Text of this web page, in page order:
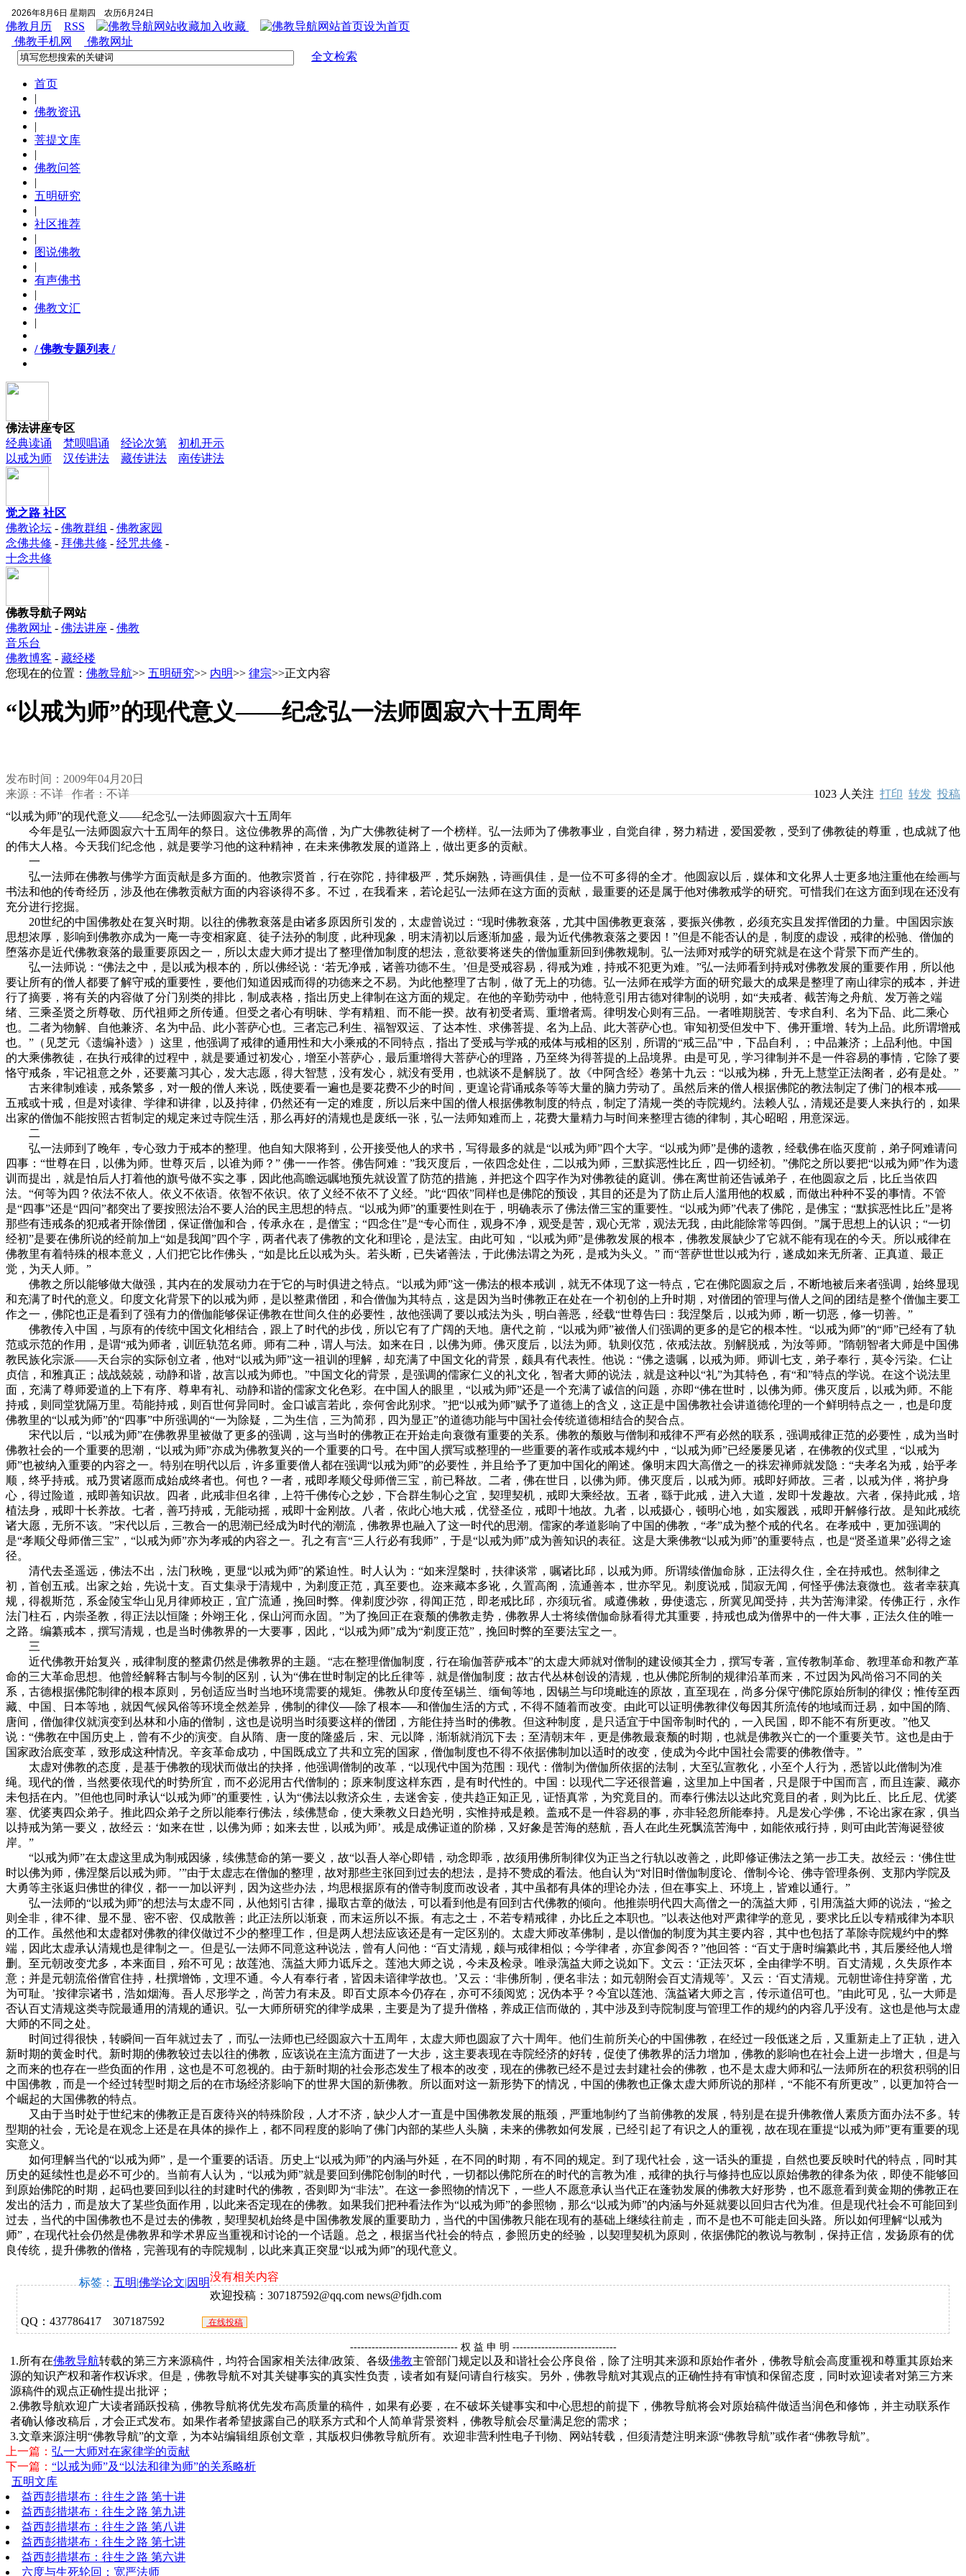
2026年8月6日 星期四 农历6月24日
佛教月历 RSS 加入收藏
设为首页
佛教手机网
佛教网址
全文检索
首页
|
佛教资讯
|
菩提文库
|
佛教问答
|
五明研究
|
社区推荐
|
图说佛教
|
有声佛书
|
佛教文汇
|
/ 佛教专题列表 /
佛法讲座专区
经典读诵
梵呗唱诵 经论次第
初机开示
以戒为师
汉传讲法 藏传讲法 南传讲法
觉之路 社区
佛教论坛 - 佛教群组 - 佛教家园
念佛共修 - 拜佛共修 - 经咒共修 -
十念共修
佛教导航子网站
佛教网址 - 佛法讲座 - 佛教
音乐台
佛教博客 - 藏经楼
您现在的位置： 佛教导航>> 五明研究>> 内明>> 律宗>>正文内容
“以戒为师”的现代意义——纪念弘一法师圆寂六十五周年
发布时间：2009年04月20日
来源：不详 作者：不详
1023人关注 打印 转发 投稿
“以戒为师”的现代意义——纪念弘一法师圆寂六十五周年
今年是弘一法师圆寂六十五周年的祭日。这位佛教界的高僧，为广大佛教徒树了一个榜样。弘一法师为了佛教事业，自觉自律，努力精进，爱国爱教，受到了佛教徒的尊重，也成就了他
的伟大人格。今天我们纪念他，就是要学习他的这种精神，在未来佛教发展的道路上，做出更多的贡献。
一
弘一法师在佛教与佛学方面贡献是多方面的。他教宗贤首，行在弥陀，持律极严，梵乐娴熟，诗画俱佳，是一位不可多得的全才。他圆寂以后，媒体和文化界人士更多地注重他在绘画与
书法和他的传奇经历，涉及他在佛教贡献方面的内容谈得不多。不过，在我看来，若论起弘一法师在这方面的贡献，最重要的还是属于他对佛教戒学的研究。可惜我们在这方面到现在还没有
充分进行挖掘。
20世纪的中国佛教处在复兴时期。以往的佛教衰落是由诸多原因所引发的，太虚曾说过：“现时佛教衰落，尤其中国佛教更衰落，要振兴佛教，必须充实且发挥僧团的力量。中国因宗族
思想浓厚，影响到佛教亦成为一庵一寺变相家庭、徒子法孙的制度，此种现象，明末清初以后逐渐加盛，最为近代佛教衰落之要因！”但是不能否认的是，制度的虚设，戒律的松驰、僧伽的
堕落亦是近代佛教衰落的最重要原因之一，所以太虚大师才提出了整理僧加制度的想法，意欲要将迷失的僧伽重新回到佛教规制。弘一法师对戒学的研究就是在这个背景下而产生的。
弘一法师说：“佛法之中，是以戒为根本的，所以佛经说：‘若无净戒，诸善功德不生。’但是受戒容易，得戒为难，持戒不犯更为难。”弘一法师看到持戒对佛教发展的重要作用，所以他
要让所有的僧人都要了解守戒的重要性，要他们知道因戒而得的功德来之不易。为此他整理了古制，做了无上的功德。弘一法师在戒学方面的研究最大的成果是整理了南山律宗的戒本，并进
行了摘要，将有关的内容做了分门别类的排比，制成表格，指出历史上律制在这方面的规定。在他的辛勤劳动中，他特意引用古德对律制的说明，如“夫戒者、截苦海之舟航、发万善之端
绪、三乘圣贤之所尊敬、历代祖师之所传通。但受之者心有明昧、学有精粗、而不能一揆。故有初受者焉、重增者焉。律明发心则有三品。一者唯期脱苦、专求自利、名为下品、此二乘心
也。二者为物解、自他兼济、名为中品、此小菩萨心也。三者忘己利生、福智双运、了达本性、求佛菩提、名为上品、此大菩萨心也。审知初受但发中下、佛开重增、转为上品。此所谓增戒
也。”（见芝元《遗编补遗》）这里，他强调了戒律的通用性和大小乘戒的不同特点，指出了受戒与学戒的戒体与戒相的区别，所谓的“戒三品”中，下品自利，；中品兼济；上品利他。中国
的大乘佛教徒，在执行戒律的过程中，就是要通过初发心，增至小菩萨心，最后重增得大菩萨心的理路，乃至终为得菩提的上品境界。由是可见，学习律制并不是一件容易的事情，它除了要
恪守戒条，牢记祖意之外，还要薰习其心，发大志愿，得大智慧，没有发心，就没有受用，也就谈不是解脱了。故《中阿含经》卷第十九云：“以戒为梯，升无上慧堂正法阁者，必有是处。”
古来律制难读，戒条繁多，对一般的僧人来说，既使要看一遍也是要花费不少的时间，更遑论背诵戒条等等大量的脑力劳动了。虽然后来的僧人根据佛陀的教法制定了佛门的根本戒——
五戒或十戒，但是对读律、学律和讲律，以及持律，仍然还有一定的难度，所以后来中国的僧人根据佛教制度的特点，制定了清规一类的寺院规约。法赖人弘，清规还是要人来执行的，如果
出家的僧伽不能按照古哲制定的规定来过寺院生活，那么再好的清规也是废纸一张，弘一法师知难而上，花费大量精力与时间来整理古德的律制，其心昭昭，用意深远。
二
弘一法师到了晚年，专心致力于戒本的整理。他自知大限将到，公开接受他人的求书，写得最多的就是“以戒为师”四个大字。“以戒为师”是佛的遗教，经载佛在临灭度前，弟子阿难请问
四事：“世尊在日，以佛为师。世尊灭后，以谁为师？” 佛一一作答。佛告阿难：”我灭度后，一依四念处住，二以戒为师，三默摈恶性比丘，四一切经初。”佛陀之所以要把“以戒为师”作为遗
训而提出，就是怕后人打着他的旗号做不实之事，因此他高瞻远瞩地预先就设置了防范的措施，并把这个四字作为对佛教徒的庭训。佛在离世前还告诫弟子，在他圆寂之后，比丘当依四
法。“何等为四？依法不依人。依义不依语。依智不依识。依了义经不依不了义经。”此“四依”同样也是佛陀的预设，其目的还是为了防止后人滥用他的权威，而做出种种不妥的事情。不管
是“四事”还是“四问”都突出了要按照法治不要人治的民主思想的特点。“以戒为师”的重要性则在于，明确表示了佛法僧三宝的重要性。“以戒为师”代表了佛陀，是佛宝；“默摈恶性比丘”是将
那些有违戒条的犯戒者开除僧团，保证僧伽和合，传承永在，是僧宝；“四念住”是“专心而住，观身不净，观受是苦，观心无常，观法无我，由此能除常等四倒。”属于思想上的认识；“一切
经初”是要在佛所说的经前加上“如是我闻”四个字，两者代表了佛教的文化和理论，是法宝。由此可知，“以戒为师”是佛教发展的根本，佛教发展缺少了它就不能有现在的今天。所以戒律在
佛教里有着特殊的根本意义，人们把它比作佛头，“如是比丘以戒为头。若头断，已失诸善法，于此佛法谓之为死，是戒为头义。” 而“菩萨世世以戒为行，遂成如来无所著、正真道、最正
觉，为天人师。”
佛教之所以能够做大做强，其内在的发展动力在于它的与时俱进之特点。“以戒为师”这一佛法的根本戒训，就无不体现了这一特点，它在佛陀圆寂之后，不断地被后来者强调，始终显现
和充满了时代的意义。印度文化背景下的以戒为师，是以整肃僧团，和合僧伽为其特点，这是因为当时佛教正在处在一个初创的上升时期，对僧团的管理与僧人之间的团结是整个僧伽主要工
作之一，佛陀也正是看到了强有力的僧伽能够保证佛教在世间久住的必要性，故他强调了要以戒法为头，明白善恶，经载“世尊告曰：我涅槃后，以戒为师，断一切恶，修一切善。”
佛教传入中国，与原有的传统中国文化相结合，跟上了时代的步伐，所以它有了广阔的天地。唐代之前，“以戒为师”被僧人们强调的更多的是它的根本性。“以戒为师”的“师”已经有了轨
范或示范的作用，是谓“戒为师者，训匠轨范名师。师有二种，谓人与法。如来在日，以佛为师。佛灭度后，以法为师。轨则仪范，依戒法故。别解脱戒，为汝等师。”隋朝智者大师是中国佛
教民族化宗派——天台宗的实际创立者，他对“以戒为师”这一祖训的理解，却充满了中国文化的背景，颇具有代表性。他说：“佛之遗嘱，以戒为师。师训七支，弟子奉行，莫令污染。仁让
贞信，和雅真正；战战兢兢，动静和谐，故言以戒为师也。”中国文化的背景，是强调的儒家仁义的礼文化，智者大师的说法，就是这种以“礼”为其特色，有“和”特点的学说。在这个说法里
面，充满了尊师爱道的上下有序、尊卑有礼、动静和谐的儒家文化色彩。在中国人的眼里，“以戒为师”还是一个充满了诚信的问题，亦即“佛在世时，以佛为师。佛灭度后，以戒为师。不能
持戒，则同堂犹隔万里。苟能持戒，则百世何异同时。金口诚言若此，奈何舍此别求。”把“以戒为师”赋予了道德上的含义，这正是中国佛教社会讲道德伦理的一个鲜明特点之一，也是印度
佛教里的“以戒为师”的“四事”中所强调的“一为除疑，二为生信，三为简邪，四为显正”的道德功能与中国社会传统道德相结合的契合点。
宋代以后，“以戒为师”在佛教界里被做了更多的强调，这与当时的佛教正在开始走向衰微有重要的关系。佛教的颓败与僧制和戒律不严有必然的联系，强调戒律正范的必要性，成为当时
佛教社会的一个重要的思潮，“以戒为师”亦成为佛教复兴的一个重要的口号。在中国人撰写或整理的一些重要的著作或戒本规约中，“以戒为师”已经屡屡见诸，在佛教的仪式里，“以戒为
师”也被纳入重要的内容之一。特别在明代以后，许多重要僧人都在强调“以戒为师”的必要性，并且给予了更加中国化的阐述。像明末四大高僧之一的袾宏禅师就发隐：“夫孝名为戒，始乎孝
顺，终乎持戒。戒乃贯诸愿而成始成终者也。何也？一者，戒即孝顺父母师僧三宝，前已释故。二者，佛在世日，以佛为师。佛灭度后，以戒为师。戒即好师故。三者，以戒为伴，将护身
心，得过险道，戒即善知识故。四者，此戒非但名律，上符千佛传心之妙，下合群生制心之宜，契理契机，戒即大乘经故。五者，繇于此戒，进入大道，发即十发趣故。六者，保持此戒，培
植法身，戒即十长养故。七者，善巧持戒，无能动摇，戒即十金刚故。八者，依此心地大戒，优登圣位，戒即十地故。九者，以戒摄心，顿明心地，如实履践，戒即开解修行故。是知此戒统
诸大愿，无所不该。”宋代以后，三教合一的思潮已经成为时代的潮流，佛教界也融入了这一时代的思潮。儒家的孝道影响了中国的佛教，“孝”成为整个戒的代名。在孝戒中，更加强调的
是“孝顺父母师僧三宝”，“以戒为师”亦为孝戒的内容之一。孔之有言“三人行必有我师”，于是“以戒为师”成为善知识的表征。这是大乘佛教“以戒为师”的重要特点，也是“贤圣道果”必得之途
径。
清代去圣遥远，佛法不出，法门秋晚，更显“以戒为师”的紧迫性。时人认为：“如来涅槃时，扶律谈常，嘱诸比邱，以戒为师。所谓续僧伽命脉，正法得久住，全在持戒也。然制律之
初，首创五戒。出家之始，先说十支。百丈集录于清规中，为剃度正范，真至要也。迩来藏本多讹，久置高阁，流通善本，世亦罕见。剃度说戒，閴寂无闻，何怪乎佛法衰微也。兹者幸获真
规，得覩斯范，系金陵宝华山见月律师校正，宜广流通，挽回时弊。俾剃度沙弥，得闻正范，即老戒比邱，亦须玩省。咸遵佛敕，毋使遗忘，所冀见闻受持，共为苦海津梁。传佛正行，永作
法门柱石，内崇圣教，得正法以恒隆；外翊王化，保山河而永固。”为了挽回正在衰颓的佛教走势，佛教界人士将续僧伽命脉看得尤其重要，持戒也成为僧界中的一件大事，正法久住的唯一
之路。编纂戒本，撰写清规，也是当时佛教界的一大要事，因此，“以戒为师”成为“剃度正范”，挽回时弊的至要法宝之一。
三
近代佛教开始复兴，戒律制度的整肃仍然是佛教界的主题。“志在整理僧伽制度，行在瑜伽菩萨戒本”的太虚大师就对僧制的建设倾其全力，撰写专著，宣传教制革命、教理革命和教产革
命的三大革命思想。他曾经解释古制与今制的区别，认为“佛在世时制定的比丘律等，就是僧伽制度；故古代丛林创设的清规，也从佛陀所制的规律沿革而来，不过因为风尚俗习不同的关
系，古德根据佛陀制律的根本原则，另创适应当时当地环境需要的规矩。佛教从印度传至锡兰、缅甸等地，因锡兰与印境毗连的原故，直至现在，尚多分保守佛陀原始所制的律仪；惟传至西
藏、中国、日本等地，就因气候风俗等环境全然差异，佛制的律仪──除了根本──和僧伽生活的方式，不得不随着而改变。由此可以证明佛教律仪每因其所流传的地域而迁易，如中国的隋、
唐间，僧伽律仪就演变到丛林和小庙的僧制，这也是说明当时须要这样的僧团，方能住持当时的佛教。但这种制度，是只适宜于中国帝制时代的，一入民国，即不能不有所更改。”他又
说：“佛教在中国历史上，曾有不少的演变。自从隋、唐一度的隆盛后，宋、元以降，渐渐就消沉下去；至清朝末年，更是佛教最衰颓的时期，也就是佛教兴亡的一个重要关节。这也是由于
国家政治底变革，致形成这种情况。辛亥革命成功，中国既成立了共和立宪的国家，僧伽制度也不得不依据佛制加以适时的改变，使成为今此中国社会需要的佛教僧寺。”
太虚对佛教的态度，是基于佛教的现状而做出的抉择，他强调僧制的改革，“以现代中国为范围：现代：僧制为僧伽所依据的法制，大至弘宣教化，小至个人行为，悉皆以此僧制为准
绳。现代的僧，当然要依现代的时势所宜，而不必泥用古代僧制的；原来制度这样东西，是有时代性的。中国：以现代二字还很普遍，这里加上中国者，只是限于中国而言，而且连蒙、藏亦
未包括在内。”但他也同时承认“以戒为师”的重要性，认为“佛法以救济众生，去迷舍妄，使共趋正知正见，证悟真常，为究竟目的。而奉行佛法以达此究竟目的者，则为比丘、比丘尼、优婆
塞、优婆夷四众弟子。推此四众弟子之所以能奉行佛法，续佛慧命，使大乘教义日趋光明，实惟持戒是赖。盖戒不是一件容易的事，亦非轻忽所能奉持。凡是发心学佛，不论出家在家，俱当
以持戒为第一要义，故经云：‘如来在世，以佛为师；如来去世，以戒为师’。戒是成佛证道的阶梯，又好象是苦海的慈航，吾人在此生死飘流苦海中，如能依戒行持，则可由此苦海诞登彼
岸。”
“以戒为师”在太虚这里成为制戒因缘，续佛慧命的第一要义，故“以吾人举心即错，动念即乖，故须用佛所制律仪为正当之行轨以改善之，此即修证佛法之第一步工夫。故经云：‘佛住世
时以佛为师，佛涅槃后以戒为师。’”由于太虚志在僧伽的整理，故对那些主张回到过去的想法，是持不赞成的看法。他自认为“对旧时僧伽制度论、僧制今论、佛寺管理条例、支那内学院及
大勇等主张返归佛世的律仪，都一一加以评判，因为这些办法，均思根据原有的僧寺制度而改设者，其中虽都有具体的理论办法，但在事实上、环境上，皆难以通行。”
弘一法师的“以戒为师”的想法与太虚不同，从他矧引古律，撮取古章的做法，可以看到他是有回到古代佛教的倾向。他推崇明代四大高僧之一的蕅益大师，引用蕅益大师的说法，“捡之
则全非，律不律、显不显、密不密、仅成散善；此正法所以渐衰，而末运所以不振。有志之士，不若专精戒律，办比丘之本职也。”以表达他对严肃律学的意见，要求比丘以专精戒律为本职
的工作。虽然他和太虚都对佛教的律仪做过不少的整理工作，但是两人想法应该还是有一定区别的。太虚大师改革佛制，是以僧伽的制度为其主要内容，其中也包括了革除寺院规约中的弊
端，因此太虚承认清规也是律制之一。但是弘一法师不同意这种说法，曾有人问他：“百丈清规，颇与戒律相似；今学律者，亦宜参阅否？”他回答：“百丈于唐时编纂此书，其后屡经他人增
删。至元朝改变尤多，本来面目，殆不可见；故莲池、蕅益大师力诋斥之。莲池大师之说，今未及检录。唯录蕅益大师之说如下。文云：‘正法灭坏，全由律学不明。百丈清规，久失原作本
意；并是元朝流俗僧官住持，杜撰增饰，文理不通。今人有奉行者，皆因未谙律学故也。’又云：‘非佛所制，便名非法；如元朝附会百丈清规等’。又云：‘百丈清规。元朝世谛住持穿凿，尤
为可耻。’按律宗诸书，浩如烟海。吾人尽形学之，尚苦力有未及。即百丈原本今仍存在，亦可不须阅览；况伪本乎？今宜以莲池、蕅益诸大师之言，传示道侣可也。”由此可见，弘一大师是
否认百丈清规这类寺院最通用的清规的通识。弘一大师所研究的律学成果，主要是为了提升僧格，养成正信而做的，其中涉及到寺院制度与管理工作的规约的内容几乎没有。这也是他与太虚
大师的不同之处。
时间过得很快，转瞬间一百年就过去了，而弘一法师也已经圆寂六十五周年，太虚大师也圆寂了六十周年。他们生前所关心的中国佛教，在经过一段低迷之后，又重新走上了正轨，进入
新时期的黄金时代。新时期的佛教较过去以往的佛教，应该说在主流方面进了一大步，这主要表现在寺院经济的好转，促使了佛教界的活力增加，佛教的影响也在社会上进一步增大，但是与
之而来的也存在一些负面的作用，这也是不可忽视的。由于新时期的社会形态发生了根本的改变，现在的佛教已经不是过去封建社会的佛教，也不是太虚大师和弘一法师所在的积贫积弱的旧
中国佛教，而是一个经过转型时期之后的在市场经济影响下的世界大国的新佛教。所以面对这一新形势下的情况，中国的佛教也正像太虚大师所说的那样，“不能不有所更改”，以更加符合一
个崛起的大国佛教的特点。
又由于当时处于世纪末的佛教正是百废待兴的特殊阶段，人才不济，缺少人才一直是中国佛教发展的瓶颈，严重地制约了当前佛教的发展，特别是在提升佛教僧人素质方面办法不多。转
型期的社会，无论是在观念上还是在具体的操作上，都不同程度的影响了佛门内部的某些人头脑，未来的佛教如何发展，已经引起了有识之人的重视，故在现在重提“以戒为师”更有重要的现
实意义。
如何理解当代的“以戒为师”，是一个重要的话语。历史上“以戒为师”的内涵与外延，在不同的时期，有不同的规定。到了现代社会，这一话头的重提，自然也要反映时代的特点，同时其
历史的延续性也是必不可少的。当前有人认为，“以戒为师”就是要回到佛陀创制的时代，一切都以佛陀所在的时代的言教为准，戒律的执行与修持也应以原始佛教的律条为依，即使不能够回
到原始佛陀的时期，起码也要回到以往的封建时代的佛教，否则即为“非法”。在这一参照物的情况下，一些人不愿意承认当代正在蓬勃发展的佛教大好形势，也不愿意看到黄金期的佛教正在
发出的活力，而是放大了某些负面作用，以此来否定现在的佛教。如果我们把种看法作为“以戒为师”的参照物，那么“以戒为师”的内涵与外延就要以回归古代为准。但是现代社会不可能回到
过去，当代的中国佛教也不是过去的佛教，契理契机始终是中国佛教发展的重要助力，当代的中国佛教只能在现有的基础上继续往前走，而不是也不可能走回头路。所以如何理解“以戒为
师”，在现代社会仍然是佛教界和学术界应当重视和讨论的一个话题。总之，根据当代社会的特点，参照历史的经验，以契理契机为原则，依据佛陀的教说与教制，保持正信，发扬原有的优
良传统，提升佛教的僧格，完善现有的寺院规制，以此来真正突显“以戒为师”的现代意义。
标签：五明|佛学论文|因明没有相关内容
欢迎投稿：307187592@qq.com news@fjdh.com
QQ：437786417 307187592 在线投稿
------------------------------ 权 益 申 明 -----------------------------
1.所有在佛教导航转载的第三方来源稿件，均符合国家相关法律/政策、各级佛教主管部门规定以及和谐社会公序良俗，除了注明其来源和原始作者外，佛教导航会高度重视和尊重其原始来
源的知识产权和著作权诉求。但是，佛教导航不对其关键事实的真实性负责，读者如有疑问请自行核实。另外，佛教导航对其观点的正确性持有审慎和保留态度，同时欢迎读者对第三方来
源稿件的观点正确性提出批评；
2.佛教导航欢迎广大读者踊跃投稿，佛教导航将优先发布高质量的稿件，如果有必要，在不破坏关键事实和中心思想的前提下，佛教导航将会对原始稿件做适当润色和修饰，并主动联系作
者确认修改稿后，才会正式发布。如果作者希望披露自己的联系方式和个人简单背景资料，佛教导航会尽量满足您的需求；
3.文章来源注明“佛教导航”的文章，为本站编辑组原创文章，其版权归佛教导航所有。欢迎非营利性电子刊物、网站转载，但须清楚注明来源“佛教导航”或作者“佛教导航”。
上一篇： 弘一大师对在家律学的贡献
下一篇： “以戒为师”及“以法和律为师”的关系略析
五明文库
益西彭措堪布：往生之路 第十讲
益西彭措堪布：往生之路 第九讲
益西彭措堪布：往生之路 第八讲
益西彭措堪布：往生之路 第七讲
益西彭措堪布：往生之路 第六讲
六度与生死轮回：宽严法师